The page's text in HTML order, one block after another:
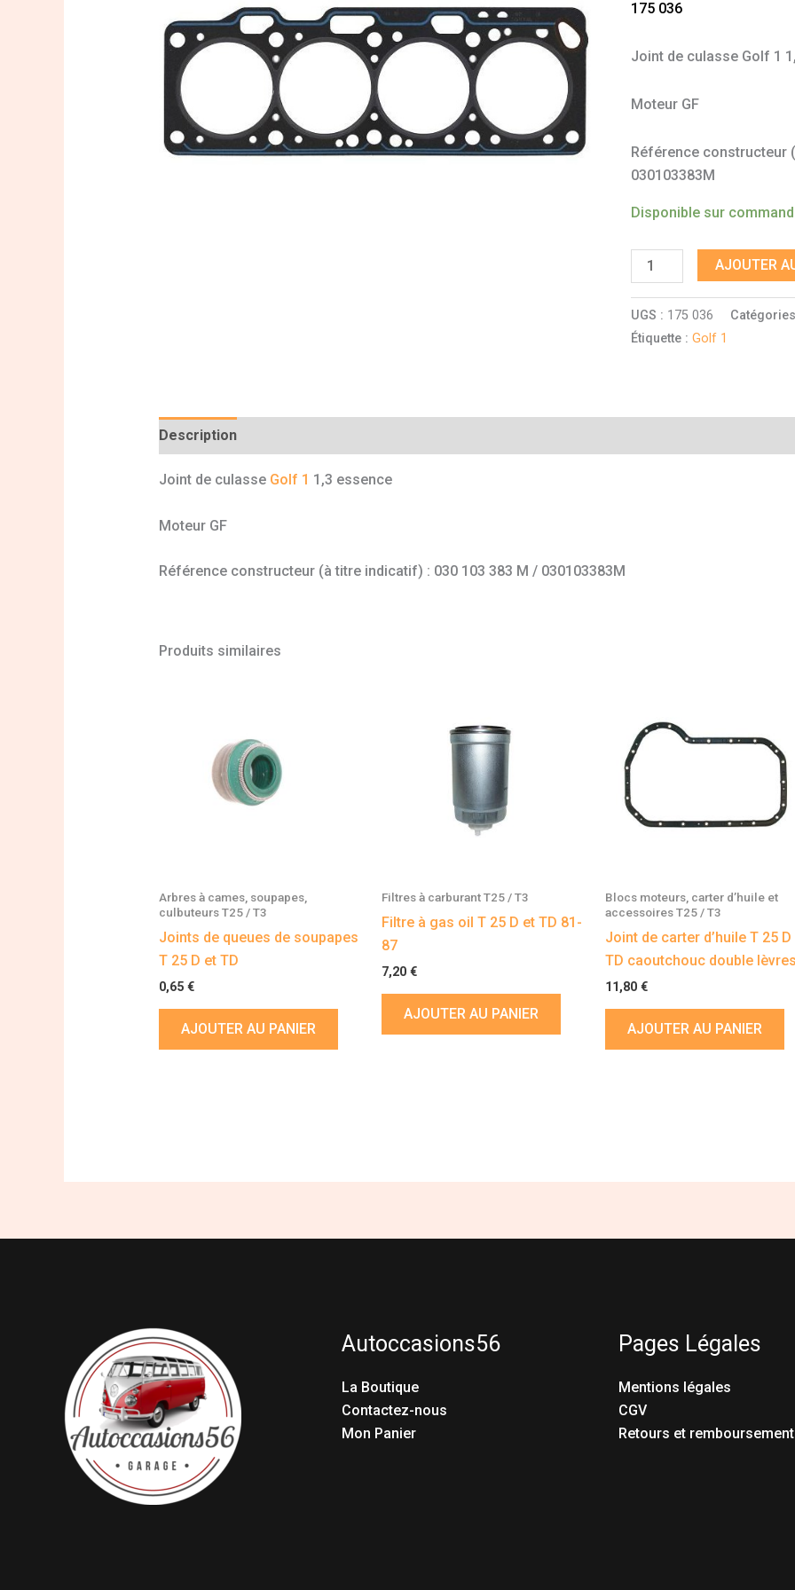
175 036
Joint de culasse Golf 1
Moteur GF
Référence constructeur
030103383M
Disponible sur
1,3
AJOUTER
UGS : 175 036
Étiquette :Golf 1
Description
Joint de culasse Golf 1 1,3 essence
Moteur GF
Référence constructeur (à titre indicatif) : 030 103 383 M / 030103383M
Produits similaires
Arbres à cames, soupapes,
culbuteurs T25 / T3
Joints de queues de soupapes
T 25 D et TD
0,65 €
AJOUTER AU PANIER
Filtres à carburant T25 / T3
Filtre à gas oil T 25 D et TD 81-
87
7,20€
AJOUTER AU PANIER
Blocs moteurs, carter d’huile et
accessoires T25 / T3
Joint de carter d’huile T 25 D
TD caoutchouc double
11,80 €
AJOUTER AU PANIER
Autoccasions56
La Boutique
Contactez-nous
Mon Panier
Pages Légales
Mentions légales
CGV
Retours et